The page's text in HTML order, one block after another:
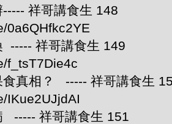
祥哥講食生 148
0a6QHfkc2YE
----- 祥哥講食生 149
f_tsT7Die4c
食真相？ ----- 祥哥講食生
IKue2UJjdAI
----- 祥哥講食生 151